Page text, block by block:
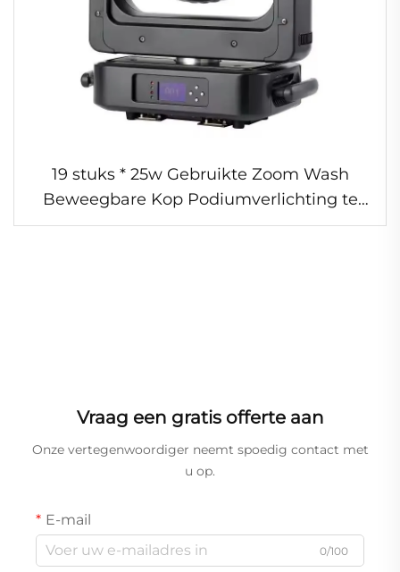
19 stuks * 25w Gebruikte Zoom Wash
Beweegbare Kop Podiumverlichting te
koop voor DJ Bruiloft Professionele
Vraag een gratis offerte aan
Onze vertegenwoordiger neemt spoedig contact met
u op.
E-mail
0/100